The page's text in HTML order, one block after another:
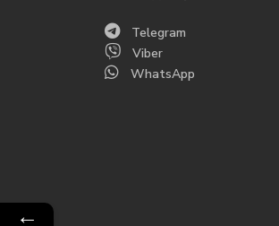
Telegram
Viber
WhatsApp
←